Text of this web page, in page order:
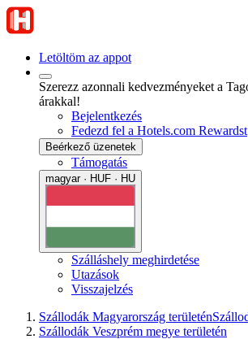
Letöltöm az appot
Szerezz azonnali kedvezményeket a
árakkal!
Bejelentkezés
Fedezd fel a Hotels.com Rewardst
Beérkező üzenetek
Támogatás
magyar · HUF · HU
Szálláshely meghirdetése
Utazások
Visszajelzés
Szállodák Magyarország területén
Szállodák Veszprém megye területén